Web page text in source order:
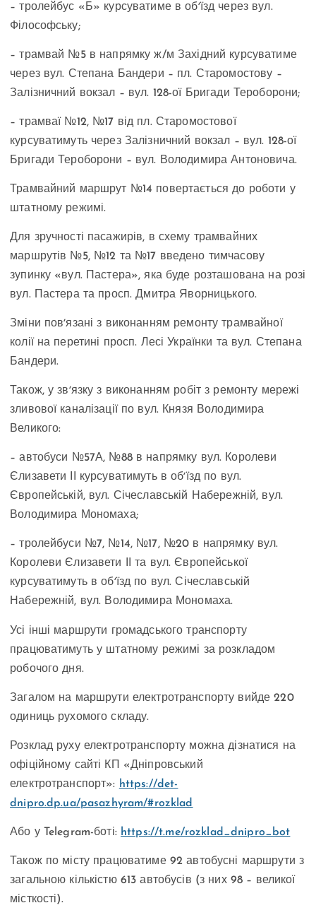
– тролейбус «Б» курсуватиме в обʼїзд через вул.
Філософську;
– трамвай №5 в напрямку ж/м Західний курсуватиме
через вул. Степана Бандери – пл. Старомостову –
Залізничний вокзал – вул. 128-ої Бригади Тероборони;
– трамваї №12, №17 від пл. Старомостової
курсуватимуть через Залізничний вокзал – вул. 128-ої
Бригади Тероборони – вул. Володимира Антоновича.
Трамвайний маршрут №14 повертається до роботи у
штатному режимі.
Для зручності пасажирів, в схему трамвайних
маршрутів №5, №12 та №17 введено тимчасову
зупинку «вул. Пастера», яка буде розташована на розі
вул. Пастера та просп. Дмитра Яворницького.
Зміни повʼязані з виконанням ремонту трамвайної
колії на перетині просп. Лесі Українки та вул. Степана
Бандери.
Також, у звʼязку з виконанням робіт з ремонту мережі
зливової каналізації по вул. Князя Володимира
Великого:
– автобуси №57А, №88 в напрямку вул. Королеви
Єлизавети ІІ курсуватимуть в обʼїзд по вул.
Європейській, вул. Січеславській Набережній, вул.
Володимира Мономаха;
– тролейбуси №7, №14, №17, №20 в напрямку вул.
Королеви Єлизавети ІІ та вул. Європейської
курсуватимуть в обʼїзд по вул. Січеславській
Набережній, вул. Володимира Мономаха.
Усі інші маршрути громадського транспорту
працюватимуть у штатному режимі за розкладом
робочого дня.
Загалом на маршрути електротранспорту вийде 220
одиниць рухомого складу.
Розклад руху електротранспорту можна дізнатися на
офіційному сайті КП «Дніпровський
електротранспорт»: https://det-
dnipro.dp.ua/pasazhyram/#rozklad
Або у Telegram-боті: https://t.me/rozklad_dnipro_bot
Також по місту працюватиме 92 автобусні маршрути з
загальною кількістю 613 автобусів (з них 98 – великої
місткості).